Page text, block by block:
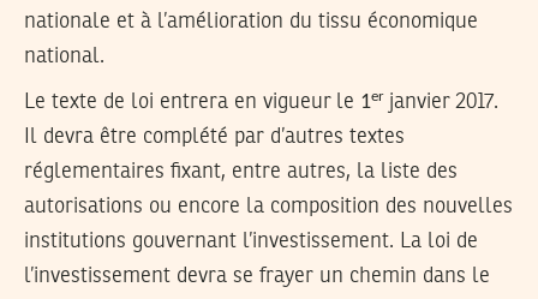
nationale et à l’amélioration du tissu économique
national.
Le texte de loi entrera en vigueur le 1er janvier 2017.
Il devra être complété par d’autres textes
réglementaires fixant, entre autres, la liste des
autorisations ou encore la composition des nouvelles
institutions gouvernant l’investissement. La loi de
l’investissement devra se frayer un chemin dans le